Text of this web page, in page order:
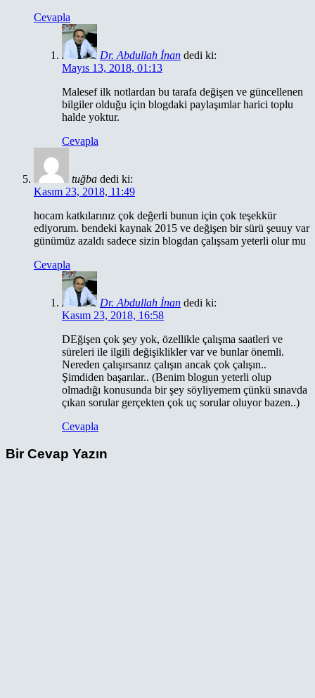
Cevapla
Dr. Abdullah İnan dedi ki:
Mayıs 13, 2018, 01:13
Malesef ilk notlardan bu tarafa değişen ve güncellenen
bilgiler olduğu için blogdaki paylaşımlar harici toplu
halde yoktur.
Cevapla
tuğba dedi ki:
Kasım 23, 2018, 11:49
hocam katkılarınız çok değerli bunun için çok teşekkür
ediyorum. bendeki kaynak 2015 ve değişen bir sürü şeuuy var
günümüz azaldı sadece sizin blogdan çalışsam yeterli olur mu
Cevapla
Dr. Abdullah İnan dedi ki:
Kasım 23, 2018, 16:58
DEğişen çok şey yok, özellikle çalışma saatleri ve
süreleri ile ilgili değişiklikler var ve bunlar önemli.
Nereden çalışırsanız çalışın ancak çok çalışın..
Şimdiden başarılar.. (Benim blogun yeterli olup
olmadığı konusunda bir şey söyliyemem çünkü sınavda
çıkan sorular gerçekten çok uç sorular oluyor bazen..)
Cevapla
Bir Cevap Yazın